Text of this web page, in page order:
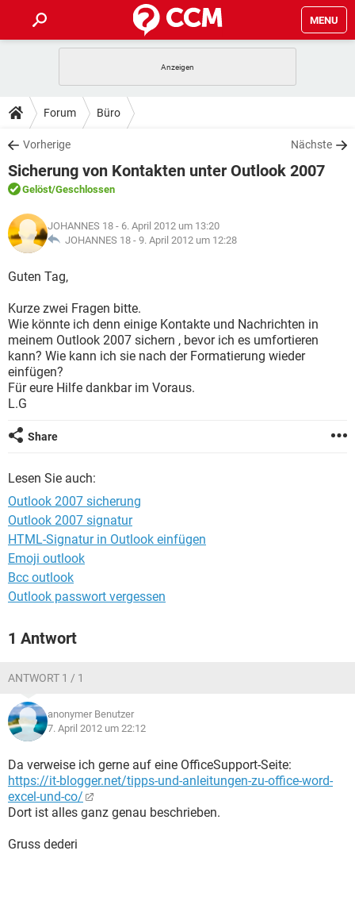
MENU
ANDROID
WINDOWS 10
WHATSAPP TIKTOK
FACEBOOK
TIPPS & TRICKS
SPIELE
WINDOWS 10
WHATSAPP
FACEBOOK HARDWARE
DOWNLOADS
SPIELE STREAMING
ANDROID
WINDOWS 10 INSTAGRAM
WHATSAPP
FACEBOOK
FORUM
SPIELE
ANDROID IOS
FACEBOOK HARDWARE
LEXIKON
SPIELE
ANDROID
WINDOWS 10
WHATSAPP TIKTOK
FACEBOOK HARDWARE
Forum Büro
Vorherige Nächste
Sicherung von Kontakten unter Outlook 2007
Gelöst/Geschlossen
JOHANNES 18 - 6. April 2012 um 13:20
JOHANNES 18 - 9. April 2012 um 12:28
Guten Tag,
Kurze zwei Fragen bitte.
Wie könnte ich denn einige Kontakte und Nachrichten in
meinem Outlook 2007 sichern , bevor ich es umfortieren
kann? Wie kann ich sie nach der Formatierung wieder
einfügen?
Für eure Hilfe dankbar im Voraus.
L.G
Share
Lesen Sie auch:
Outlook 2007 sicherung
Outlook 2007 signatur
HTML-Signatur in Outlook einfügen
Emoji outlook
Bcc outlook
Outlook passwort vergessen
1 Antwort
ANTWORT 1 / 1
anonymer Benutzer
7. April 2012 um 22:12
Da verweise ich gerne auf eine OfficeSupport-Seite:
https://it-blogger.net/tipps-und-anleitungen-zu-office-word-
excel-und-co/
Dort ist alles ganz genau beschrieben.
Gruss dederi